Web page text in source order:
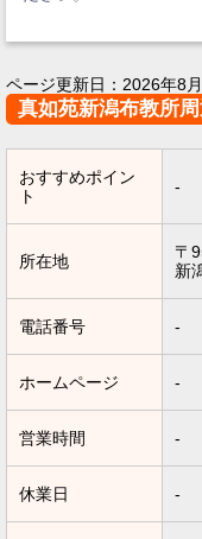
ページ更新日： 2026年8
真如苑新潟布教所
おすすめポイン
ト
-
所在地
〒
新
電話番号 -
ホームページ -
営業時間 -
休業日 -